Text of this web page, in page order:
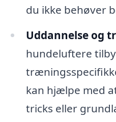
du ikke behøver
Uddannelse og
hundeluftere
kan hjælpe med
tricks eller